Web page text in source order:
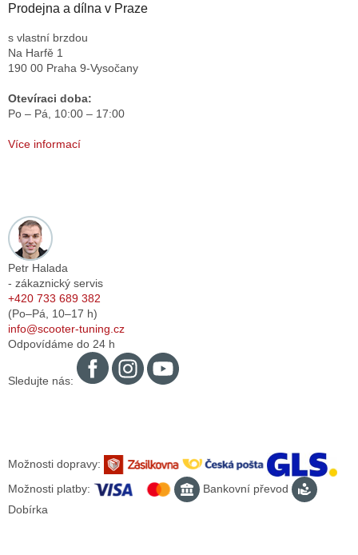
Prodejna a dílna v Praze
s vlastní brzdou
Na Harfě 1
190 00 Praha 9-Vysočany
Otevíraci doba:
Po – Pá, 10:00 – 17:00
Více informací
Petr Halada
- zákaznický servis
+420 733 689 382
(Po–Pá, 10–17 h)
info@scooter-tuning.cz
Odpovídáme do 24 h
Sledujte nás:
Možnosti dopravy:
Možnosti platby:
Bankovní převod
Dobírka